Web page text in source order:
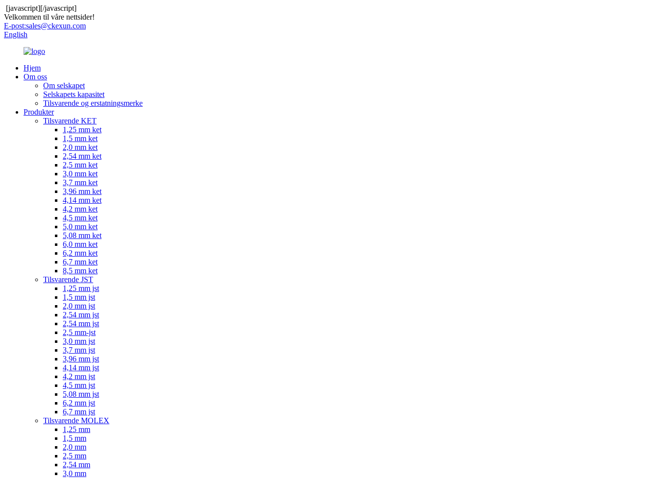
[javascript][/javascript]
Velkommen til våre nettsider!
E-post:sales@ckexun.com
English
Hjem
Om oss
Om selskapet
Selskapets kapasitet
Tilsvarende og erstatningsmerke
Produkter
Tilsvarende KET
1,25 mm ket
1,5 mm ket
2,0 mm ket
2,54 mm ket
2,5 mm ket
3,0 mm ket
3,7 mm ket
3,96 mm ket
4,14 mm ket
4,2 mm ket
4,5 mm ket
5,0 mm ket
5,08 mm ket
6,0 mm ket
6,2 mm ket
6,7 mm ket
8,5 mm ket
Tilsvarende JST
1,25 mm jst
1,5 mm jst
2,0 mm jst
2,54 mm jst
2,54 mm jst
2,5 mm-jst
3,0 mm jst
3,7 mm jst
3,96 mm jst
4,14 mm jst
4,2 mm jst
4,5 mm jst
5,08 mm jst
6,2 mm jst
6,7 mm jst
Tilsvarende MOLEX
1,25 mm
1,5 mm
2,0 mm
2,5 mm
2,54 mm
3,0 mm